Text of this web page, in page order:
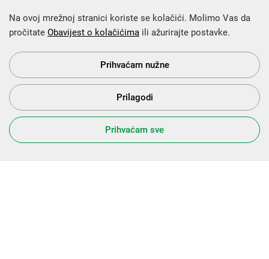
Krajnji primatelj financijskog instrumenta sufinanciranog iz
Europskog fonda za regionalni razvoj u sklopu Operativnog
programa „Konkurentnost i kohezija”.
s Vama od 2014. godine!
Na ovoj mrežnoj stranici koriste se kolačići. Molimo Vas da
pročitate Obavijest o kolačićima ili ažurirajte postavke.
Prihvaćam nužne
Prilagodi
Prihvaćam sve